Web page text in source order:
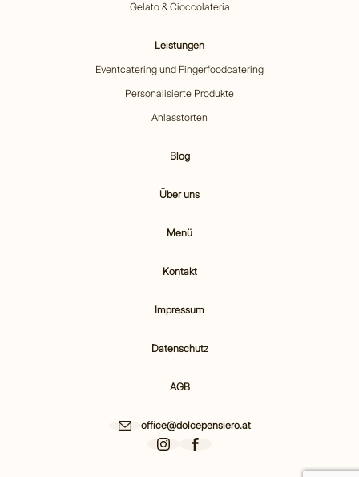
Gelato & Cioccolateria
Leistungen
Eventcatering und Fingerfoodcatering
Personalisierte Produkte
Anlasstorten
Blog
Über uns
Menü
Kontakt
Impressum
Datenschutz
AGB
office@dolcepensiero.at